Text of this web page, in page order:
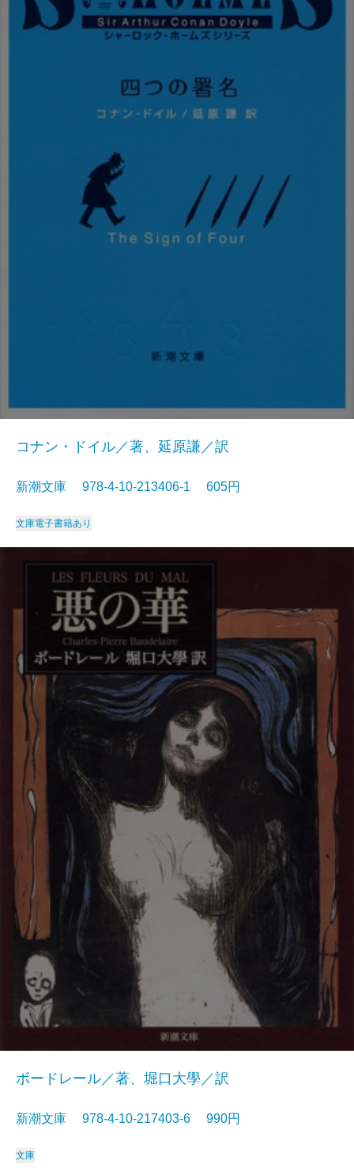
コナン・ドイル／著、延原謙／訳
新潮文庫 978-4-10-213406-1 605円
文庫電子書籍あり
ボードレール／著、堀口大學／訳
新潮文庫 978-4-10-217403-6 990円
文庫